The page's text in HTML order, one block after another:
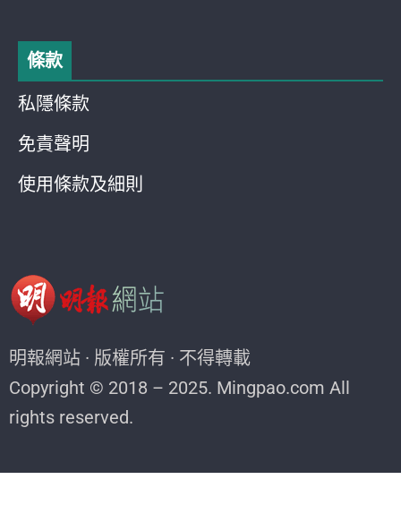
條款
私隱條款
免責聲明
使用條款及細則
明報網站 · 版權所有 · 不得轉載
Copyright © 2018 – 2025. Mingpao.com All
rights reserved.